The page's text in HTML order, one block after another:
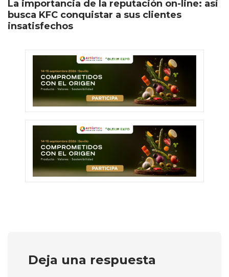
La importancia de la reputación on-line: así
busca KFC conquistar a sus clientes
insatisfechos
Deja una respuesta